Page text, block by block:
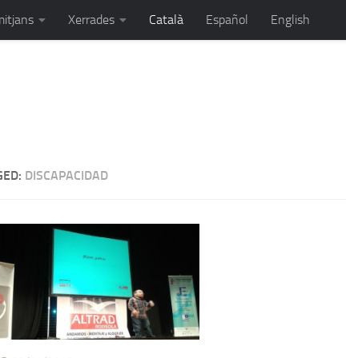
Xerrades Català Español English
DISCAPACIDAD